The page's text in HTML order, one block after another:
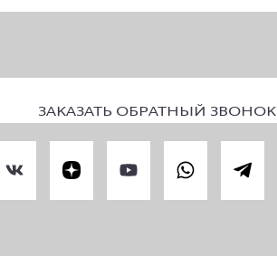
ЗАКАЗАТЬ ОБРАТНЫЙ ЗВОНОК